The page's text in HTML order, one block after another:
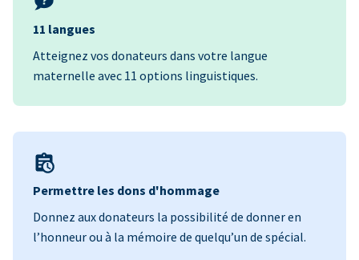
11 langues
Atteignez vos donateurs dans votre langue
maternelle avec 11 options linguistiques.
Permettre les dons d'hommage
Donnez aux donateurs la possibilité de donner en
l’honneur ou à la mémoire de quelqu’un de spécial.